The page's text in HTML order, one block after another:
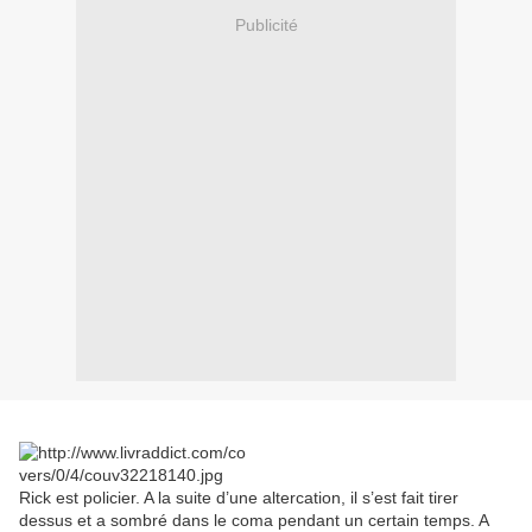
Publicité
Rick est policier. A la suite d’une altercation, il s’est fait tirer
dessus et a sombré dans le coma pendant un certain temps. A